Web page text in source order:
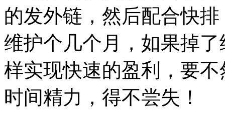
的发外链，然后配合快
维护个几个月，如果掉
样实现快速的盈利，要
时间精力，得不尝失！